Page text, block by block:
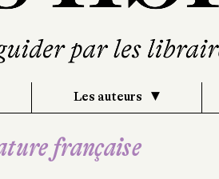
Les auteurs
française